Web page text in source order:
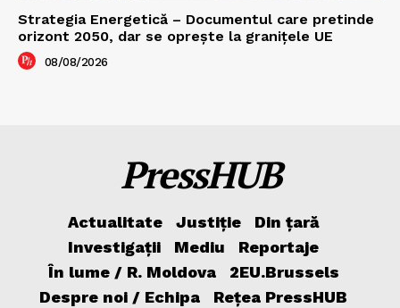
Strategia Energetică – Documentul care pretinde
orizont 2050, dar se oprește la granițele UE
08/08/2026
PressHUB
Actualitate Justiție
Din țară
Investigații
Mediu
Reportaje
În lume / R. Moldova
2EU.Brussels
Despre noi / Echipa
Rețea PressHUB